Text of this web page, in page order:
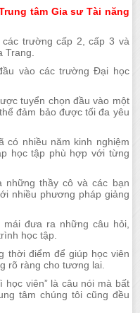
tâm Gia sư Tài năng
trường cấp 2, cấp 3 và
Trang.
vào các trường Đại học
tuyển chọn đầu vào một
đảm bảo được tối đa yêu
có nhiều năm kinh nghiệm
học tập phù hợp với từng
những thầy cô và các bạn
nhiều phương pháp giảng
đưa ra những câu hỏi,
học tập.
thời điểm để giúp học viên
rõ ràng cho tương lai.
học viên” là câu nói mà bất
tâm chúng tôi cũng đều